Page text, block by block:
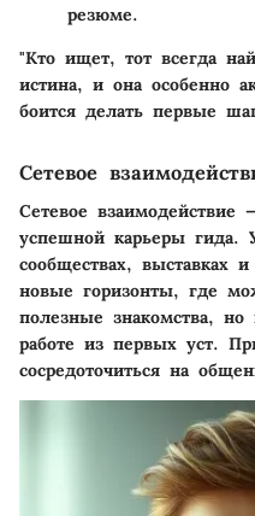
резюме.
"Кто ищет, тот всегда
истина, и она особенно
боится делать первые
Сетевое
Сетевое
успешной карьеры гида.
сообществах, выставках
новые горизонты, где
полезные знакомства,
работе из первых уст.
сосредоточиться на